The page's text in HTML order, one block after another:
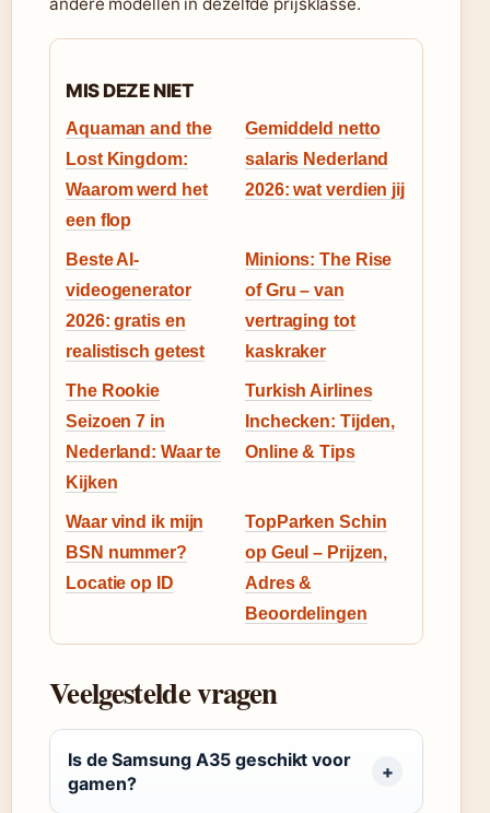
MIS DEZE NIET
Aquaman and the
Lost Kingdom:
Waarom werd het
een flop
Gemiddeld netto
salaris Nederland
2026: wat verdien jij
Beste AI-
videogenerator
2026: gratis en
realistisch getest
Minions: The Rise
of Gru – van
vertraging tot
kaskraker
The Rookie
Seizoen 7 in
Nederland: Waar te
Kijken
Turkish Airlines
Inchecken: Tijden,
Online & Tips
Waar vind ik mijn
BSN nummer?
Locatie op ID
TopParken Schin
op Geul – Prijzen,
Adres &
Beoordelingen
Veelgestelde vragen
Is de Samsung A35 geschikt voor
gamen?